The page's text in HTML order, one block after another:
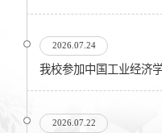
2026.07.24
2026.07.22